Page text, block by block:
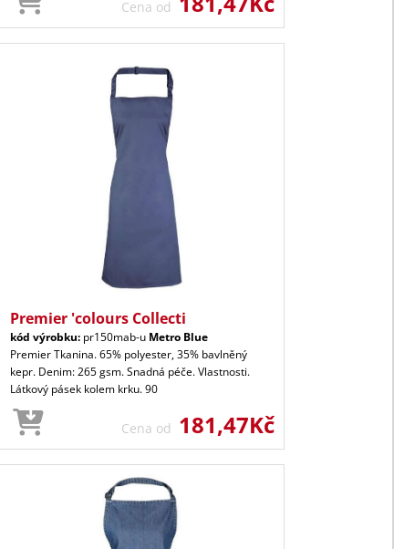
Cena od
Premier 'colours Collecti
kód výrobku: pr150mab-u Metro Blue
Premier Tkanina. 65% polyester, 35% bavlněný
kepr. Denim: 265 gsm. Snadná péče. Vlastnosti.
Látkový pásek kolem krku. 90
Cena od 181,47Kč